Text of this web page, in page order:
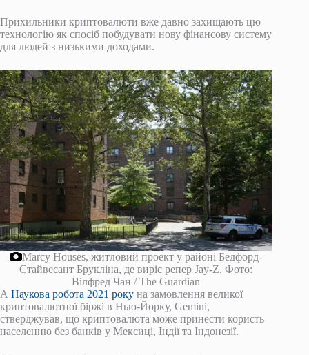
Прихильники криптовалюти вже давно захищають цю
технологію як спосіб побудувати нову фінансову систему
для людей з низькими доходами.
Marcy Houses, житловий проект у районі Бедфорд-
Стайвесант Брукліна, де виріс репер Jay-Z. Фото:
Вілфред Чан / The Guardian
А Наукова робота 2021 року на замовлення великої
криптовалютної біржі в Нью-Йорку, Gemini,
стверджував, що криптовалюта може принести користь
населенню без банків у Мексиці, Індії та Індонезії.